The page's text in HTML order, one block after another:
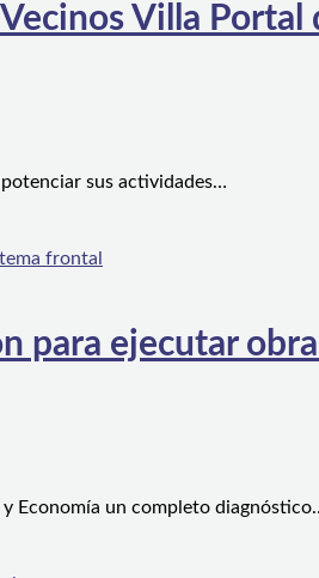
Villa Portal
sus actividades…
para ejecutar
Economía un completo